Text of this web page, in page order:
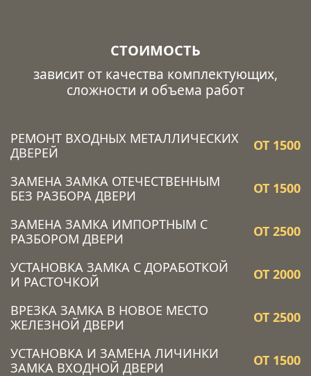
СТОИМОСТЬ
зависит от качества комплектующих,
сложности и объема работ
РЕМОНТ ВХОДНЫХ МЕТАЛЛИЧЕСКИХ
ДВЕРЕЙ
ОТ 1500
ЗАМЕНА ЗАМКА ОТЕЧЕСТВЕННЫМ
БЕЗ РАЗБОРА ДВЕРИ
ОТ 1500
ЗАМЕНА ЗАМКА ИМПОРТНЫМ С
РАЗБОРОМ ДВЕРИ
ОТ 2500
УСТАНОВКА ЗАМКА C ДОРАБОТКОЙ
И РАСТОЧКОЙ
ОТ 2000
ВРЕЗКА ЗАМКА В НОВОЕ МЕСТО
ЖЕЛЕЗНОЙ ДВЕРИ
ОТ 2500
УСТАНОВКА И ЗАМЕНА ЛИЧИНКИ
ЗАМКА ВХОДНОЙ ДВЕРИ
ОТ 1500